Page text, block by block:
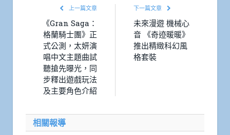
上一篇文章
《Gran Saga：
格蘭騎士團》正
式公測，太妍演
唱中文主題曲試
聽搶先曝光，同
步釋出遊戲玩法
及主要角色介紹
下一篇文章
未來漫遊 機械心
音 《奇迹暖暖》
推出精緻科幻風
格套裝
相關報導